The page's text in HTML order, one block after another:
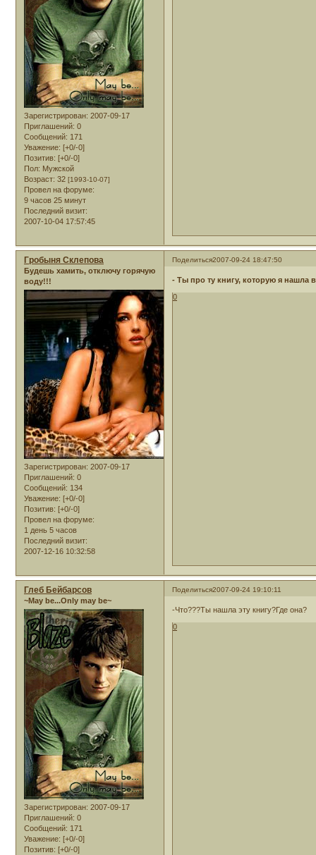
Зарегистрирован: 2007-09-17
Приглашений: 0
Сообщений: 171
Уважение: [+0/-0]
Позитив: [+0/-0]
Пол: Мужской
Возраст: 32 [1993-10-07]
Провел на форуме:
9 часов 25 минут
Последний визит:
2007-10-04 17:57:45
Поделиться2007-09-24 18:47:50
Гробыня Склепова
Будешь хамить, отключу горячую
воду!!!
Зарегистрирован: 2007-09-17
Приглашений: 0
Сообщений: 134
Уважение: [+0/-0]
Позитив: [+0/-0]
Провел на форуме:
1 день 5 часов
Последний визит:
2007-12-16 10:32:58
- Ты про ту книгу, которую я нашла
0
Поделиться2007-09-24 19:10:11
Глеб Бейбарсов
~May be...Only may be~
Зарегистрирован: 2007-09-17
Приглашений: 0
Сообщений: 171
Уважение: [+0/-0]
Позитив: [+0/-0]
-Что???Ты нашла эту книгу?Где она?
0